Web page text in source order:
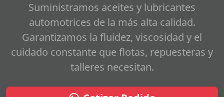
Suministramos aceites y lubricantes
automotrices de la más alta calidad.
Garantizamos la fluidez, viscosidad y el
cuidado constante que flotas, repuesteras y
talleres necesitan.